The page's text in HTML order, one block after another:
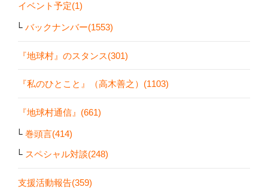
イベント予定(1)
バックナンバー(1553)
『地球村』のスタンス(301)
『私のひとこと』（高木善之）(1103)
『地球村通信』(661)
巻頭言(414)
スペシャル対談(248)
支援活動報告(359)